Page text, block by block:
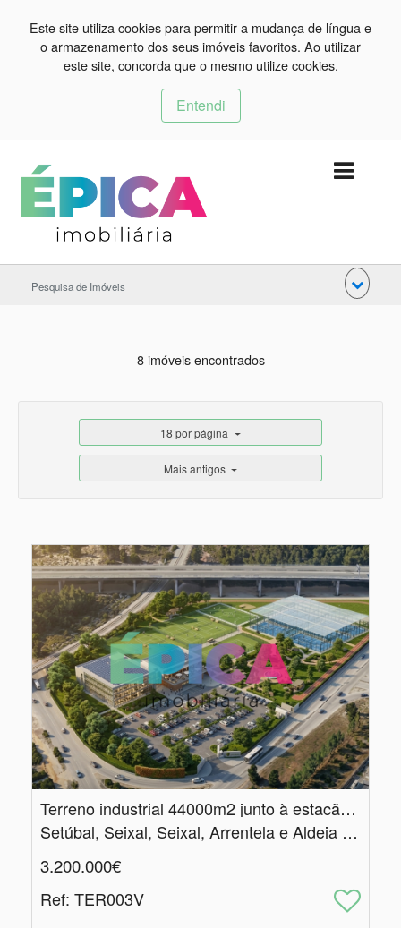
Este site utiliza cookies para permitir a mudança de língua e
o armazenamento dos seus imóveis favoritos. Ao utilizar
este site, concorda que o mesmo utilize cookies.
Entendi
Pesquisa de Imóveis
8 imóveis encontrados
18 por página
Mais antigos
Terreno industrial 44000m2 junto à estacão de Coina
Setúbal, Seixal, Seixal, Arrentela e Aldeia de Paio Pires
3.200.000€
Ref: TER003V